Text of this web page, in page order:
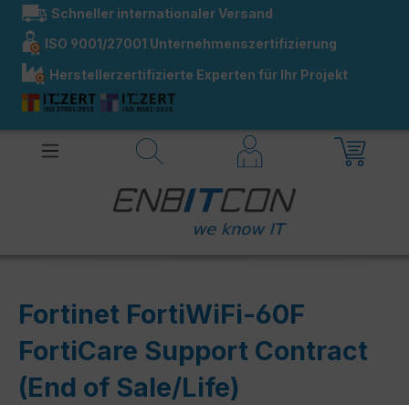
springen
Schneller internationaler Versand
ISO 9001/27001 Unternehmenszertifizierung
Herstellerzertifizierte Experten für Ihr Projekt
Fortinet FortiWiFi-60F
FortiCare Support Contract
(End of Sale/Life)